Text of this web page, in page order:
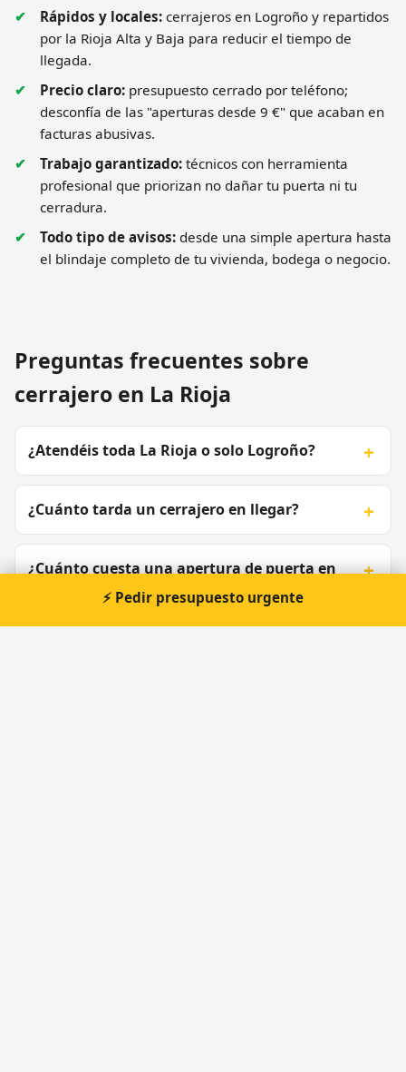
Rápidos y locales: cerrajeros en Logroño y repartidos
por la Rioja Alta y Baja para reducir el tiempo de
llegada.
Precio claro: presupuesto cerrado por teléfono;
desconfía de las "aperturas desde 9 €" que acaban en
facturas abusivas.
Trabajo garantizado: técnicos con herramienta
profesional que priorizan no dañar tu puerta ni tu
cerradura.
Todo tipo de avisos: desde una simple apertura hasta
el blindaje completo de tu vivienda, bodega o negocio.
Preguntas frecuentes sobre
cerrajero en La Rioja
¿Atendéis toda La Rioja o solo Logroño?
¿Cuánto tarda un cerrajero en llegar?
¿Cuánto cuesta una apertura de puerta en
⚡ Pedir presupuesto urgente